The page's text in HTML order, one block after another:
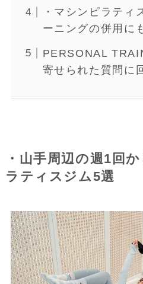
・マシンピラティ
ーニングの併用に
PERSONAL
寄せられた質問に
・山手周辺の週1回
ラティスジム5選